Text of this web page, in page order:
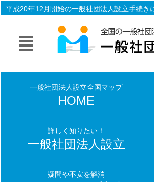
平成20年12月開始の一般社団法人設立手続
一般社団法人設立全国マップ
HOME
詳しく知りたい！
一般社団法人設立
疑問や不安を解消